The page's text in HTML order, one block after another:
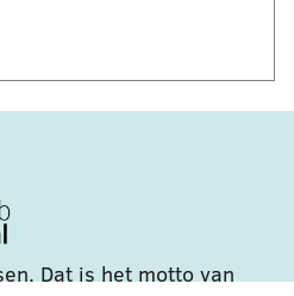
Dat is het motto van